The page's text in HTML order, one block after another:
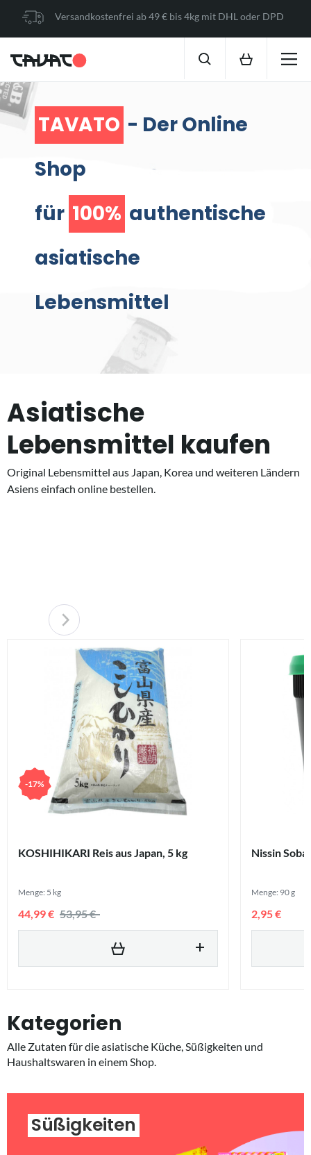
Versandkostenfrei ab 49 € bis 4kg mit DHL oder DPD
TAVATO - Der Online
Shop
für 100% authentische
asiatische
Lebensmittel
-17%
KOSHIHIKARI Reis aus Japan, 5 kg
Menge: 5 kg
44,99 € 53,95 €
Nissin
Menge: 90 g
2,95 €
Asiatische
Lebensmittel kaufen
Original Lebensmittel aus Japan, Korea und weiteren Ländern
Asiens einfach online bestellen.
Süßigkeiten
Kategorien
Alle Zutaten für die asiatische Küche, Süßigkeiten und
Haushaltswaren in einem Shop.